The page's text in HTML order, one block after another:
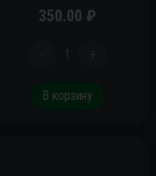
350.00 ₽
- 1 +
В корзину